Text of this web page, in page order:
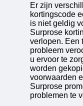
Er zijn
kortingscode
is niet geldig
Surprose
verlopen. Een
probleem
u ervoor te
worden
voorwaarden
Surprose
problemen te